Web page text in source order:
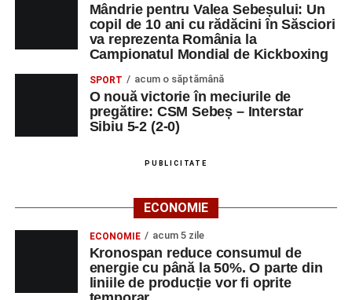
Mândrie pentru Valea Sebeșului: Un
copil de 10 ani cu rădăcini în Săsciori
va reprezenta România la
Campionatul Mondial de Kickboxing
SPORT acum o săptămână
O nouă victorie în meciurile de
pregătire: CSM Sebeș – Interstar
Sibiu 5-2 (2-0)
PUBLICITATE
ECONOMIE
ECONOMIE acum 5 zile
Kronospan reduce consumul de
energie cu până la 50%. O parte din
liniile de producție vor fi oprite